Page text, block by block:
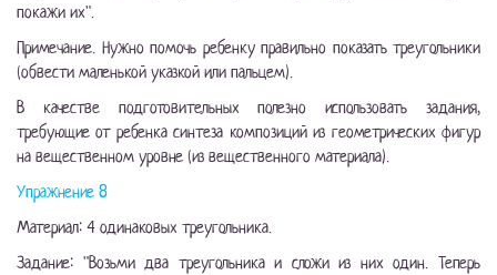
покажи их".
Примечание. Нужно помочь ребенку правильно показать треугольники
(обвести маленькой указкой или пальцем).
В качестве подготовительных полезно использовать задания,
требующие от ребенка синтеза композиций из геометрических фигур
на вещественном уровне (из вещественного материала).
Упражнение 8
Материал: 4 одинаковых треугольника.
Задание: "Возьми два треугольника и сложи из них один. Теперь